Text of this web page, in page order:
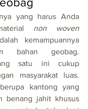
yang harus Anda
non woven
kemampuannya
bahan geobag.
satu ini cukup
masyarakat luas.
kantong yang
benang jahit khusus